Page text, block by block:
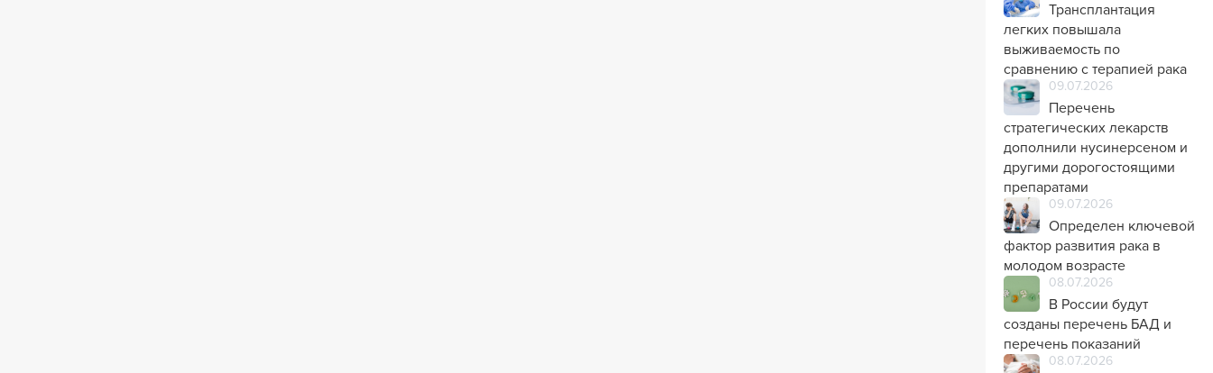
Трансплантация
легких повышала
выживаемость по
сравнению с терапией рака
09.07.2026
Перечень
стратегических лекарств
дополнили нусинерсеном и
другими дорогостоящими
препаратами
09.07.2026
Определен ключевой
фактор развития рака в
молодом возрасте
08.07.2026
В России будут
созданы перечень БАД и
перечень показаний
08.07.2026